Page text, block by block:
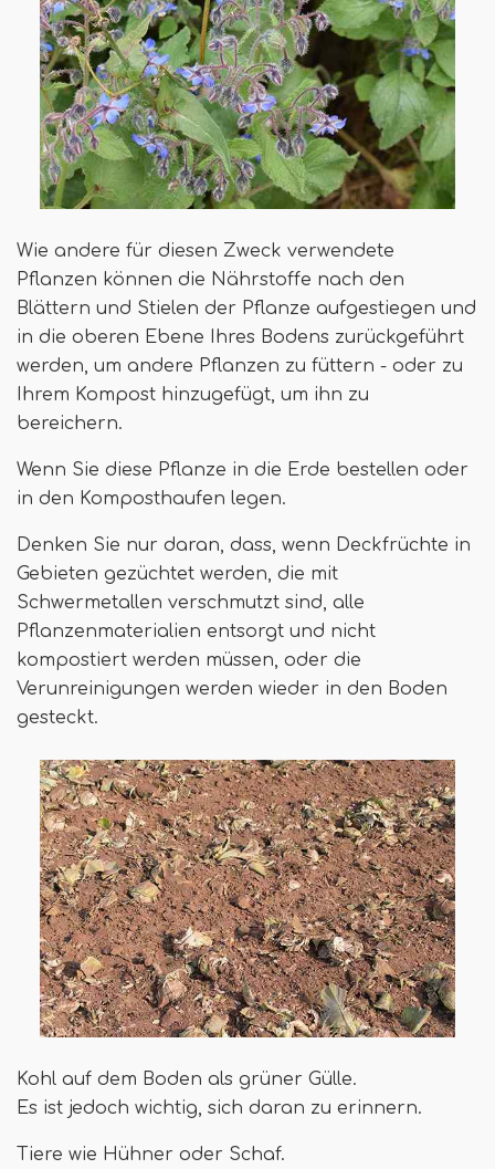
Wie andere für diesen Zweck verwendete
Pflanzen können die Nährstoffe nach den
Blättern und Stielen der Pflanze aufgestiegen und
in die oberen Ebene Ihres Bodens zurückgeführt
werden, um andere Pflanzen zu füttern - oder zu
Ihrem Kompost hinzugefügt, um ihn zu
bereichern.
Wenn Sie diese Pflanze in die Erde bestellen oder
in den Komposthaufen legen.
Denken Sie nur daran, dass, wenn Deckfrüchte in
Gebieten gezüchtet werden, die mit
Schwermetallen verschmutzt sind, alle
Pflanzenmaterialien entsorgt und nicht
kompostiert werden müssen, oder die
Verunreinigungen werden wieder in den Boden
gesteckt.
Kohl auf dem Boden als grüner Gülle.
Es ist jedoch wichtig, sich daran zu erinnern.
Tiere wie Hühner oder Schaf.